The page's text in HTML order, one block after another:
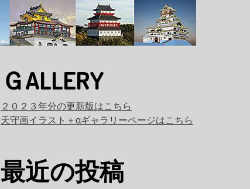
ＧALLERY
２０２３年分の更新版はこちら
天守画イラスト＋αギャラリーページはこちら
最近の投稿